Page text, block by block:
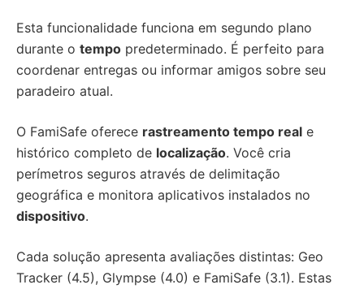
Esta funcionalidade funciona em segundo plano
durante o tempo predeterminado. É perfeito para
coordenar entregas ou informar amigos sobre seu
paradeiro atual.
O FamiSafe oferece rastreamento tempo real e
histórico completo de localização. Você cria
perímetros seguros através de delimitação
geográfica e monitora aplicativos instalados no
dispositivo.
Cada solução apresenta avaliações distintas: Geo
Tracker (4.5), Glympse (4.0) e FamiSafe (3.1). Estas